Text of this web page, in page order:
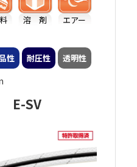
クス・フッ素
【E-PFFG】
溶 剤 エアー
性 耐圧性 透明性
E-SV